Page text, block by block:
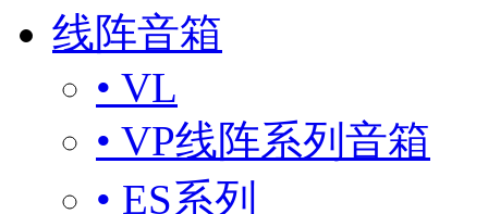
线阵音箱
• VL
• VP线阵系列音箱
• ES系列